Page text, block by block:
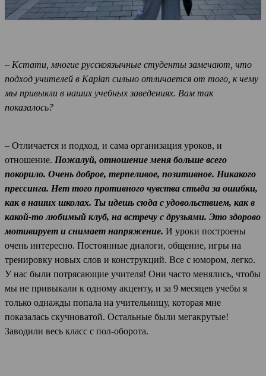
– Кстати, многие русскоязычные студенты замечают, что
подход учителей в Kaplan сильно отличается от того, к чему
мы привыкли в наших учебных заведениях. Вам так
показалось?
– Отличается и подход, и сама организация уроков, и
отношение. Пожалуй, отношение меня больше всего
покорило. Очень доброе, терпеливое, позитивное. Никакого
прессинга. Нет того противного чувства стыда за ошибки,
как в наших школах. Ты идешь сюда с удовольствием, как в
какой-то любимый клуб, на встречу с друзьями. Это здорово
мотивирует и снимает напряжение. И уроки построены
очень интересно. Постоянные диалоги, общение, игры на
тренировку новых слов и конструкций. Все с юмором, легко.
У нас были потрясающие учителя! Они часто менялись, чтобы
мы не привыкали к одному акценту, и за 9 месяцев учебы я
только однажды попала на учительницу, которая мне
показалась скучноватой. Остальные были мегакрутые!
Заводили весь класс с пол-оборота.